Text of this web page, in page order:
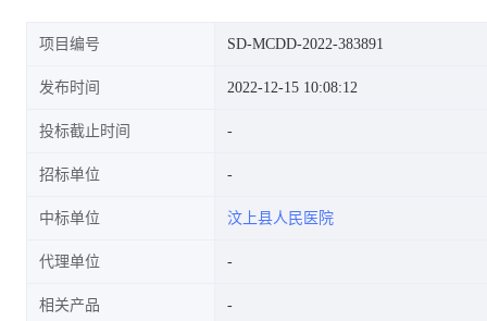
项目编号 SD-MCDD-2022-383891
发布时间 2022-12-15 10:08:12
投标截止时间
招标单位
中标单位 汶上县人民医院
代理单位
相关产品